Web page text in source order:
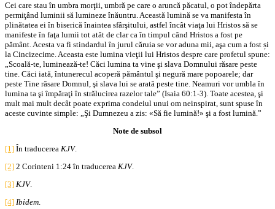
Cei care stau în umbra morţii, umbră pe care o aruncă păcatul, o pot îndepărta
permiţând luminii să lumineze înăuntru. Această lumină se va manifesta în
plinătatea ei în biserică înaintea sfârşitului, astfel încât viaţa lui Hristos să se
manifeste în faţa lumii tot atât de clar ca în timpul când Hristos a fost pe
pământ. Acesta va fi stindardul în jurul căruia se vor aduna mii, aşa cum a fost și
la Cincizecime. Aceasta este lumina vieţii lui Hristos despre care profetul spune:
„Scoală-te, luminează-te! Căci lumina ta vine şi slava Domnului răsare peste
tine. Căci iată, întunerecul acoperă pământul şi negură mare popoarele; dar
peste Tine răsare Domnul, şi slava lui se arată peste tine. Neamuri vor umbla în
lumina ta şi împăraţi în strălucirea razelor tale” (Isaia 60:1-3). Toate acestea, şi
mult mai mult decât poate exprima condeiul unui om neinspirat, sunt spuse în
aceste cuvinte simple: „Şi Dumnezeu a zis: «Să fie lumină!» şi a fost lumină.”
Note de subsol
[1] În traducerea KJV.
[2] 2 Corinteni 1:24 în traducerea KJV.
[3] KJV.
[4] Ibidem.